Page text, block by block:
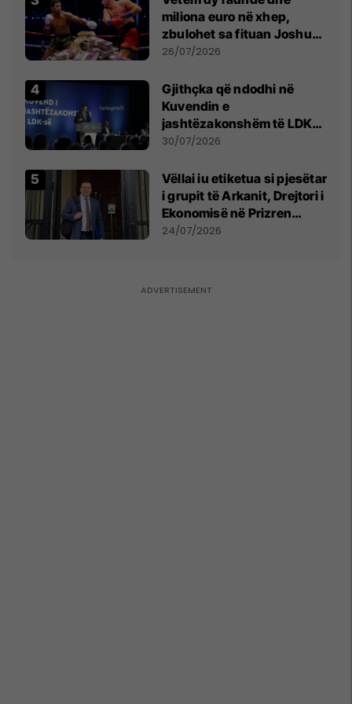
miliona euro në xhep,
zbulohet sa fituan Joshua
e Prenga
26/07/2026
Gjithçka që ndodhi në
Kuvendin e
jashtëzakonshëm të LDK-
së
30/07/2026
Vëllai iu etiketua si pjesëtar
i grupit të Arkanit, Drejtori i
Ekonomisë në Prizren
mohon pretendimet
24/07/2026